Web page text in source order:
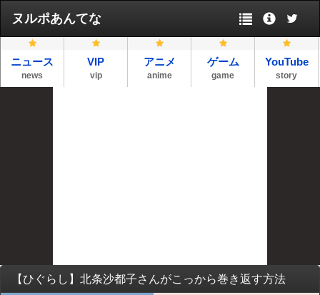
ヌルポあんてな
ニュース
news
VIP
vip
アニメ
anime
ゲーム
game
YouTube
story
【ひぐらし】北条沙都子さんがこっから巻き返す方法